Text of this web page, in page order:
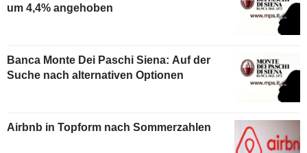
um 4,4% angehoben
Banca Monte Dei Paschi Siena: Auf der
Suche nach alternativen Optionen
Airbnb in Topform nach Sommerzahlen